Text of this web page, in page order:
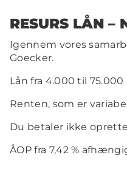
RESURS LÅN –
Igennem vores
Goecker.
Lån fra 4.000 til
Renten, som er
Du betaler ikke
ÅOP fra 7,42 %